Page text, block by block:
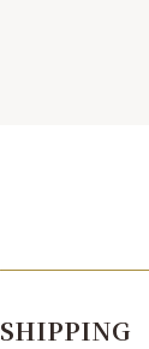
SHIPPING